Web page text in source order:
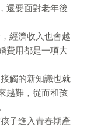
還要面對老年後
經濟收入也會越
費用都是一項大
觸的新知識也就
越難，從而和孩
子進入青春期產